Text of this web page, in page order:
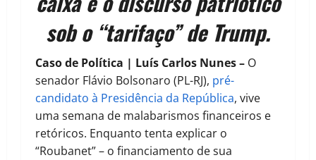
sob o “tarifaço” de Trump.
Caso de Política | Luís Carlos Nunes – O
senador Flávio Bolsonaro (PL-RJ), pré-
candidato à Presidência da República, vive
uma semana de malabarismos financeiros e
retóricos. Enquanto tenta explicar o
“Roubanet” – o financiamento de sua